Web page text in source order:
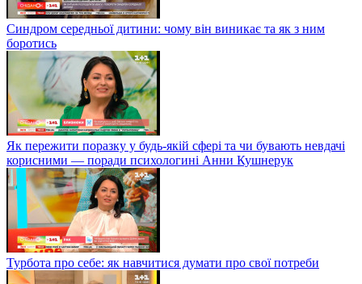
Синдром середньої дитини: чому він виникає та як з ним
боротись
Як пережити поразку у будь-якій сфері та чи бувають невдачі
корисними — поради психологині Анни Кушнерук
Турбота про себе: як навчитися думати про свої потреби